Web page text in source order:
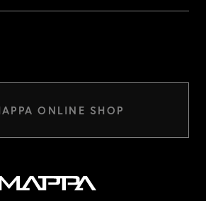
ONLINE SHOP
MAPPA